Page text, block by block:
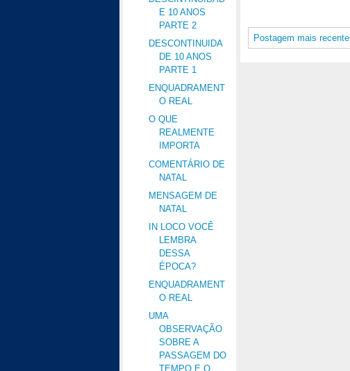
Postagem mais recente
E 10 ANOS
PARTE 2
DESCONTINUIDA
DE 10 ANOS
PARTE 1
ENQUADRAMENT
O REAL
O QUE
REALMENTE
IMPORTA
COMENTÁRIO DE
NATAL
MENSAGEM DE
NATAL
IN LOCO VOCÊ
LEMBRA
DESSA
ÉPOCA?
ENQUADRAMENT
O REAL
UMA
OBSERVAÇÃO
SOBRE A
PASSAGEM DO
TEMPO E O